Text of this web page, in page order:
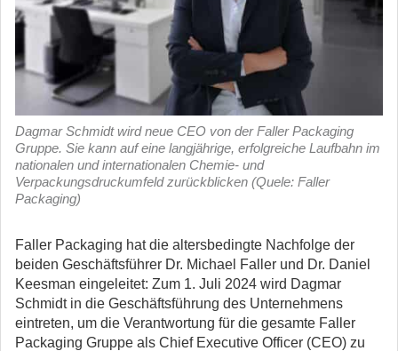
Dagmar Schmidt wird neue CEO von der Faller Packaging
Gruppe. Sie kann auf eine langjährige, erfolgreiche Laufbahn im
nationalen und internationalen Chemie- und
Verpackungsdruckumfeld zurückblicken (Quele: Faller
Packaging)
Faller Packaging hat die altersbedingte Nachfolge der
beiden Geschäftsführer Dr. Michael Faller und Dr. Daniel
Keesman eingeleitet: Zum 1. Juli 2024 wird Dagmar
Schmidt in die Geschäftsführung des Unternehmens
eintreten, um die Verantwortung für die gesamte Faller
Packaging Gruppe als Chief Executive Officer (CEO) zu